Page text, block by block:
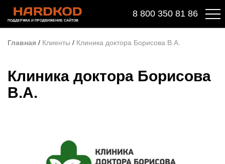
ПОДДЕРЖКА И ПРОДВИЖЕНИЕ САЙТОВ
8 800 350 81 86
Главная / Клиенты / Клиника доктора Борисова В.А.
Клиника доктора Борисова
В.А.